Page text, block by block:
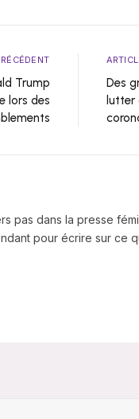
Trump
lors des
Des
lutter
pas dans la presse
pour écrire sur ce